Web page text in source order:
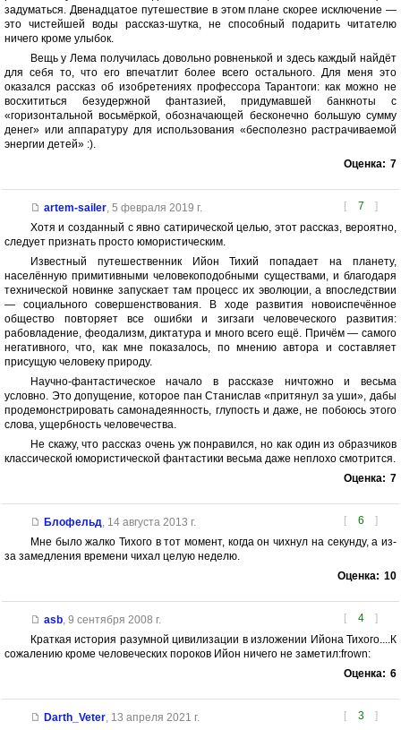
задуматься. Двенадцатое путешествие в этом плане скорее исключение —
это чистейшей воды рассказ-шутка, не способный подарить читателю
ничего кроме улыбок.
Вещь у Лема получилась довольно ровненькой и здесь каждый найдёт
для себя то, что его впечатлит более всего остального. Для меня это
оказался рассказ об изобретениях профессора Тарантоги: как можно не
восхититься безудержной фантазией, придумавшей банкноты с
«горизонтальной восьмёркой, обозначающей бесконечно большую сумму
денег» или аппаратуру для использования «бесполезно растрачиваемой
энергии детей» :).
Оценка: 7
[ 7 ]
artem-sailer, 5 февраля 2019 г.
Хотя и созданный с явно сатирической целью, этот рассказ, вероятно,
следует признать просто юмористическим.
Известный путешественник Ийон Тихий попадает на планету,
населённую примитивными человекоподобными существами, и благодаря
технической новинке запускает там процесс их эволюции, а впоследствии
— социального совершенствования. В ходе развития новоиспечённое
общество повторяет все ошибки и зигзаги человеческого развития:
рабовладение, феодализм, диктатура и много всего ещё. Причём — самого
негативного, что, как мне показалось, по мнению автора и составляет
присущую человеку природу.
Научно-фантастическое начало в рассказе ничтожно и весьма
условно. Это допущение, которое пан Станислав «притянул за уши», дабы
продемонстрировать самонадеянность, глупость и даже, не побоюсь этого
слова, ущербность человечества.
Не скажу, что рассказ очень уж понравился, но как один из образчиков
классической юмористической фантастики весьма даже неплохо смотрится.
Оценка: 7
[ 6 ]
Блофельд, 14 августа 2013 г.
Мне было жалко Тихого в тот момент, когда он чихнул на секунду, а из-
за замедления времени чихал целую неделю.
Оценка: 10
[ 4 ]
asb, 9 сентября 2008 г.
Краткая история разумной цивилизации в изложении Ийона Тихого....К
сожалению кроме человеческих пороков Ийон ничего не заметил:frown:
Оценка: 6
[ 3 ]
Darth_Veter, 13 апреля 2021 г.